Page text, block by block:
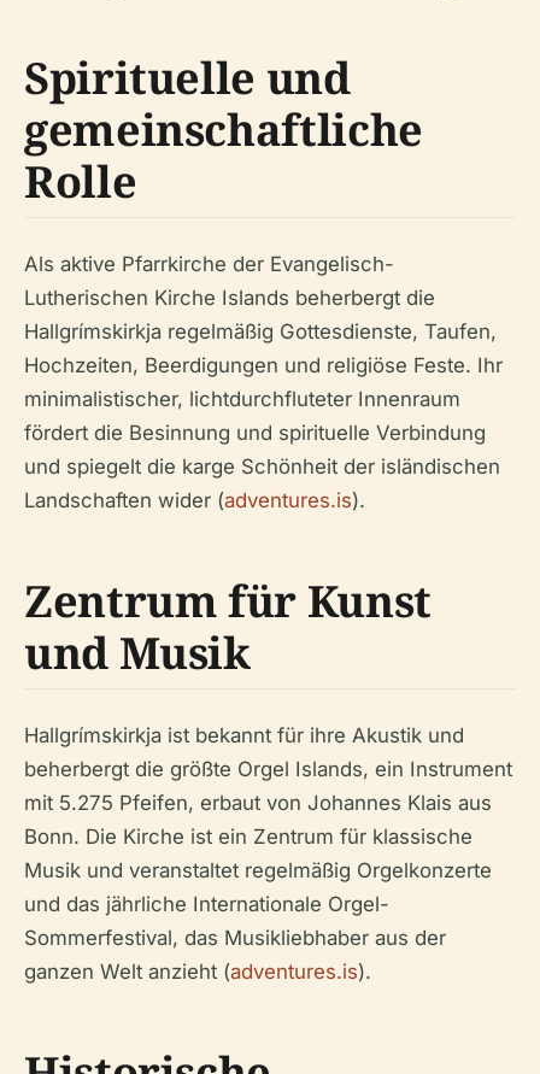
Spirituelle und
gemeinschaftliche
Rolle
Als aktive Pfarrkirche der Evangelisch-
Lutherischen Kirche Islands beherbergt die
Hallgrímskirkja regelmäßig Gottesdienste, Taufen,
Hochzeiten, Beerdigungen und religiöse Feste. Ihr
minimalistischer, lichtdurchfluteter Innenraum
fördert die Besinnung und spirituelle Verbindung
und spiegelt die karge Schönheit der isländischen
Landschaften wider (adventures.is).
Zentrum für Kunst
und Musik
Hallgrímskirkja ist bekannt für ihre Akustik und
beherbergt die größte Orgel Islands, ein Instrument
mit 5.275 Pfeifen, erbaut von Johannes Klais aus
Bonn. Die Kirche ist ein Zentrum für klassische
Musik und veranstaltet regelmäßig Orgelkonzerte
und das jährliche Internationale Orgel-
Sommerfestival, das Musikliebhaber aus der
ganzen Welt anzieht (adventures.is).